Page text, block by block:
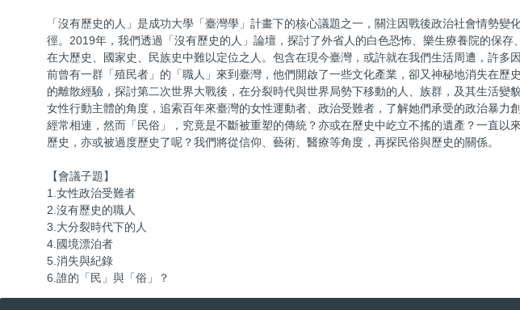
「沒有歷史的人」是成功大學「臺灣學」計畫下的核心議題之一，關注因戰後政治社會情勢
徑。2019年，我們透過「沒有歷史的人」論壇，探討了外省人的白色恐怖、樂生療養院的保
在大歷史、國家史、民族史中難以定位之人。包含在現今臺灣，或許就在我們生活周遭，許
前曾有一群「殖民者」的「職人」來到臺灣，他們開啟了一些文化產業，卻又神秘地消失在
的離散經驗，探討第二次世界大戰後，在分裂時代與世界局勢下移動的人、族群，及其生活
女性行動主體的角度，追索百年來臺灣的女性運動者、政治受難者，了解她們承受的政治暴
經常相連，然而「民俗」，究竟是不斷被重塑的傳統？亦或在歷史中屹立不搖的遺產？一直
歷史，亦或被過度歷史了呢？我們將從信仰、藝術、醫療等角度，再探民俗與歷史的關係。
【會議子題】
1.女性政治受難者
2.沒有歷史的職人
3.大分裂時代下的人
4.國境漂泊者
5.消失與紀錄
6.誰的「民」與「俗」？